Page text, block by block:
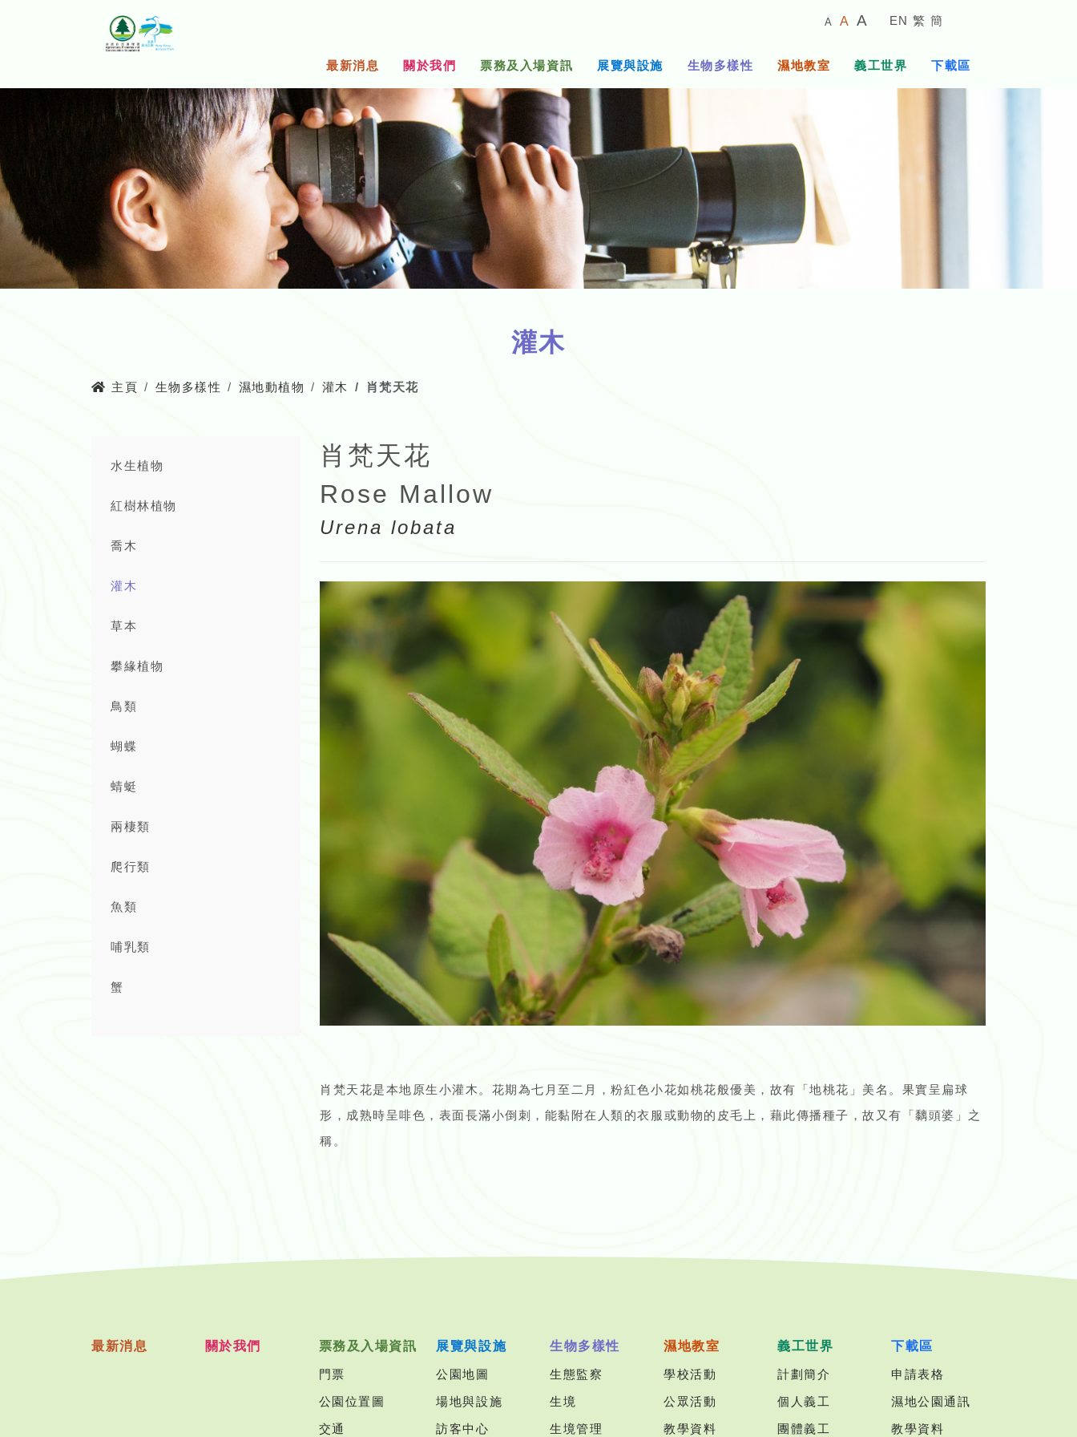
A
較
A
預
字
體
A
的
EN 繁 簡
最新消息 關於我們 票務及入場資訊 展覽與設施 生物多樣性 濕地教室 義工世界 下載區
灌木
主頁 生物多樣性 濕地動植物 灌木 肖梵天花
水生植物
紅樹林植物
喬木
灌木
草本
攀緣植物
鳥類
蝴蝶
蜻蜓
兩棲類
爬行類
魚類
哺乳類
蟹
肖梵天花
Rose Mallow
Urena lobata
肖梵天花是本地原生小灌木。花期為七月至二月，粉紅色小花如桃花般優美，故有「地桃花」美名。果實呈扁球
形，成熟時呈啡色，表面長滿小倒刺，能黏附在人類的衣服或動物的皮毛上，藉此傳播種子，故又有「黐頭婆」之
稱。
最新消息 關於我們 票務及入場資訊
門票
公園位置圖
交通
展覽與設施
公園地圖
場地與設施
訪客中心
生物多樣性
生態監察
生境
生境管理
濕地教室
學校活動
公眾活動
教學資料
義工世界
計劃簡介
個人義工
團體義工
下載區
申請表格
濕地公園通訊
教學資料